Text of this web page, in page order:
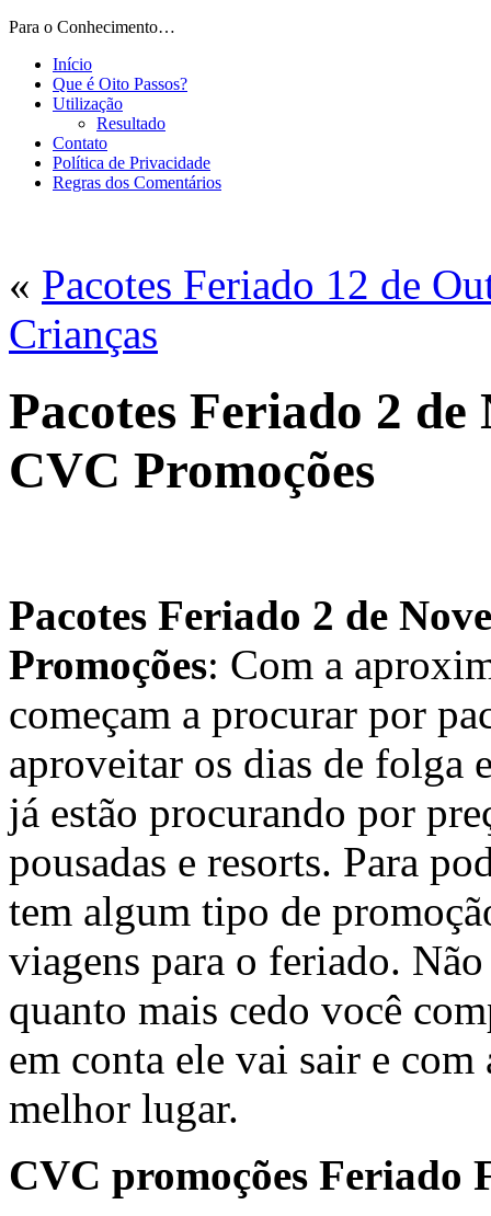
Para o Conhecimento…
Início
Que é Oito Passos?
Utilização
Resultado
Contato
Política de Privacidade
Regras dos Comentários
« Pacotes Feriado 12 de
Crianças
Pacotes Feriado 2
CVC Promoções
Pacotes Feriado 2 de
Promoções: Com a
começam a procurar por
aproveitar os dias de folga
já estão procurando por
pousadas e resorts. Para
tem algum tipo de
viagens para o feriado.
quanto mais cedo você
em conta ele vai sair e
melhor lugar.
CVC promoções Feriado